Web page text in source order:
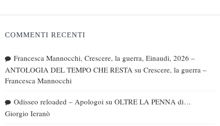
COMMENTI RECENTI
Francesca Mannocchi, Crescere, la guerra, Einaudi, 2026 –
ANTOLOGIA DEL TEMPO CHE RESTA su Crescere, la guerra –
Francesca Mannocchi
Odisseo reloaded – Apologoi su OLTRE LA PENNA di…
Giorgio Ieranò